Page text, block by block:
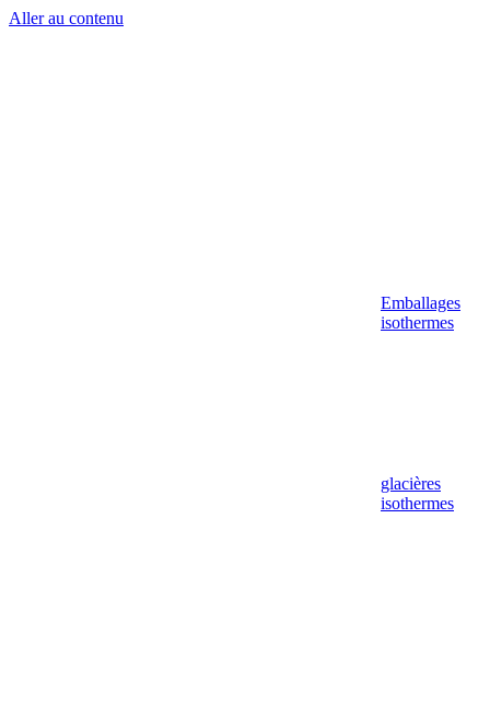
Aller au contenu
Emballages
isothermes
glacières
isothermes